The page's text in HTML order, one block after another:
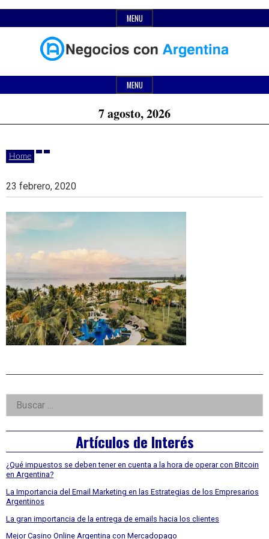
to
MENU
Negocios
con
Argentina
Últimas
noticias,
comunicados
actualidad
de
negocios
con
Argentina.
Header
MENU
7 agosto, 2026
Home
23 febrero, 2020
Right
Asides
Buscar:
Artículos de Interés
¿Qué impuestos se deben tener en cuenta a la hora de operar con Bitcoin
en Argentina?
La Importancia del Email Marketing en las Estrategias de los Empresarios
Argentinos
La gran importancia de la entrega de emails hacia los clientes
Mejor Casino Online Argentina con Mercadopago